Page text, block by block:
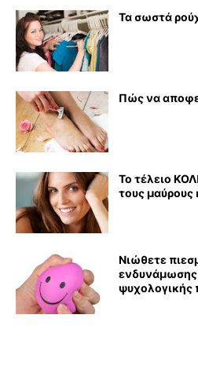
Τα σωστά
Πώς να
Το τέλειο
τους μαύρους
Νιώθετε
ενδυνάμωσης
ψυχολογικής